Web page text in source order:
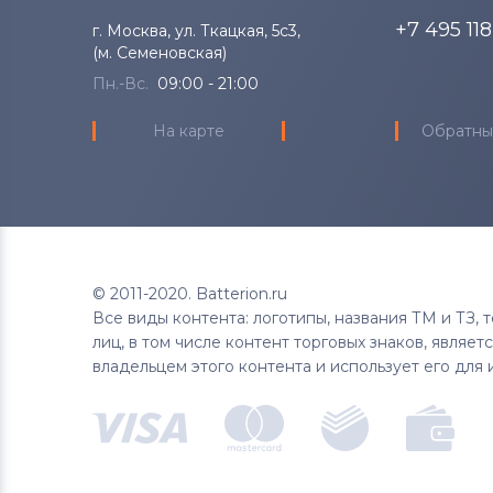
Аккумуляторы для ноутбуков
Аккумуляторы для ноутбуков
Fujitsu
Аккумуляторы для ноутбуков
Аккумуляторы для ноутбуков
Аккумуляторы для ноутбуков
г. Москва, ул. Ткацкая, 5с3,
(м. Семеновская)
Пн.-Вс. 09:00 - 21:00
На карте
+7 495
© 2011-2020. Batterion.ru
Все виды контента: логотипы, названия ТМ и ТЗ,
лиц, в том числе контент торговых знаков,
владельцем этого контента и использует его